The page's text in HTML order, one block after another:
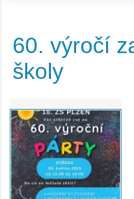
60. výročí
školy